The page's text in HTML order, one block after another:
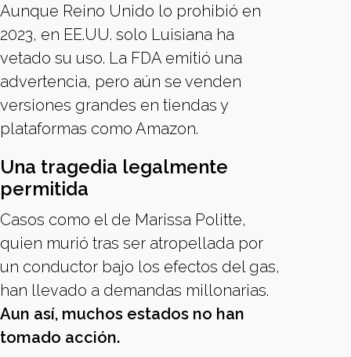
Aunque Reino Unido lo prohibió en
2023, en EE.UU. solo Luisiana ha
vetado su uso. La FDA emitió una
advertencia, pero aún se venden
versiones grandes en tiendas y
plataformas como Amazon.
Una tragedia legalmente
permitida
Casos como el de Marissa Politte,
quien murió tras ser atropellada por
un conductor bajo los efectos del gas,
han llevado a demandas millonarias.
Aun así, muchos estados no han
tomado acción.